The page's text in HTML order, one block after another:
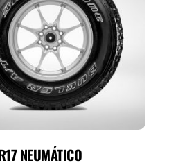
NEUMÁTICO